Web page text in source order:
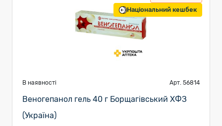
Національний кешбек
В наявності Арт. 56814
Веногепанол гель 40 г Борщагівський ХФЗ
(Україна)